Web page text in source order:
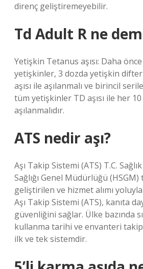
direnç geliştiremeyebilir.
Td Adult R ne
Yetişkin Tetanus aşısı: Daha
yetişkinler, 3 dozda yetişkin
aşısı ile aşılanmalı ve birincil
tüm yetişkinler TD aşısı ile her 10
aşılanmalıdır.
ATS nedir aşı?
Aşı Takip Sistemi (ATS) T.C.
Sağlığı Genel Müdürlüğü (HSGM)
geliştirilen ve hizmet alımı
Aşı Takip Sistemi (ATS), kanıta
güvenliğini sağlar. Ülke bazında
kullanma tarihi ve envanteri
ilk ve tek sistemdir.